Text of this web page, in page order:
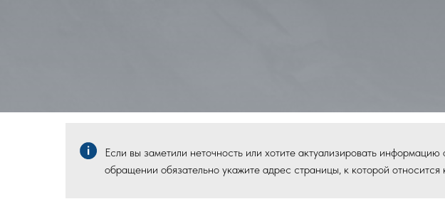
Если вы заметили неточность или хотите актуализировать
обращении обязательно укажите адрес страницы, к которой относится